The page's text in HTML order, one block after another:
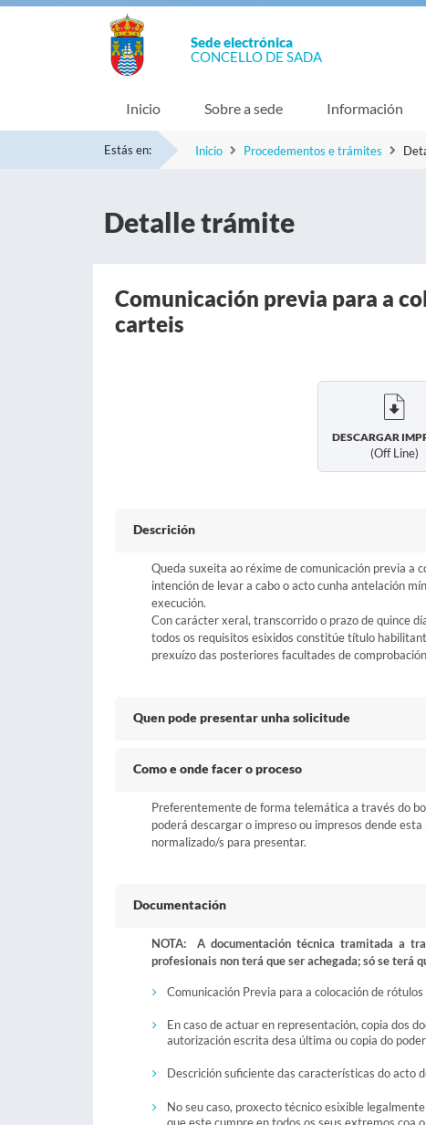
Sede electrónica
CONCELLO DE SADA
Inicio Sobre a sede Información
Estás en: Inicio Procedementos e trámites
Detalle trámite
Comunicación previa para a
carteis
DESCARGAR
(off Line)
Descrición
Queda suxeita ao réxime de comunicación previa a
intención de levar a cabo o acto cunha antelación
execución.
Con carácter xeral, transcorrido o prazo de quince
todos os requisitos esixidos constitúe título
prexuízo das posteriores facultades de
Quen pode presentar unha solicitude
Como e onde facer o proceso
Preferentemente de forma telemática a través do
poderá descargar o impreso ou impresos dende
normalizado/s para presentar.
Documentación
NOTA: A documentación técnica tramitada a
profesionais non terá que ser achegada; só se terá
Comunicación Previa para a colocación de rótulos
En caso de actuar en representación, copia dos
autorización escrita desa última ou copia do
Descrición suficiente das características do acto
No seu caso, proxecto técnico esixible
que este cumpre en todos os seus extremos coa